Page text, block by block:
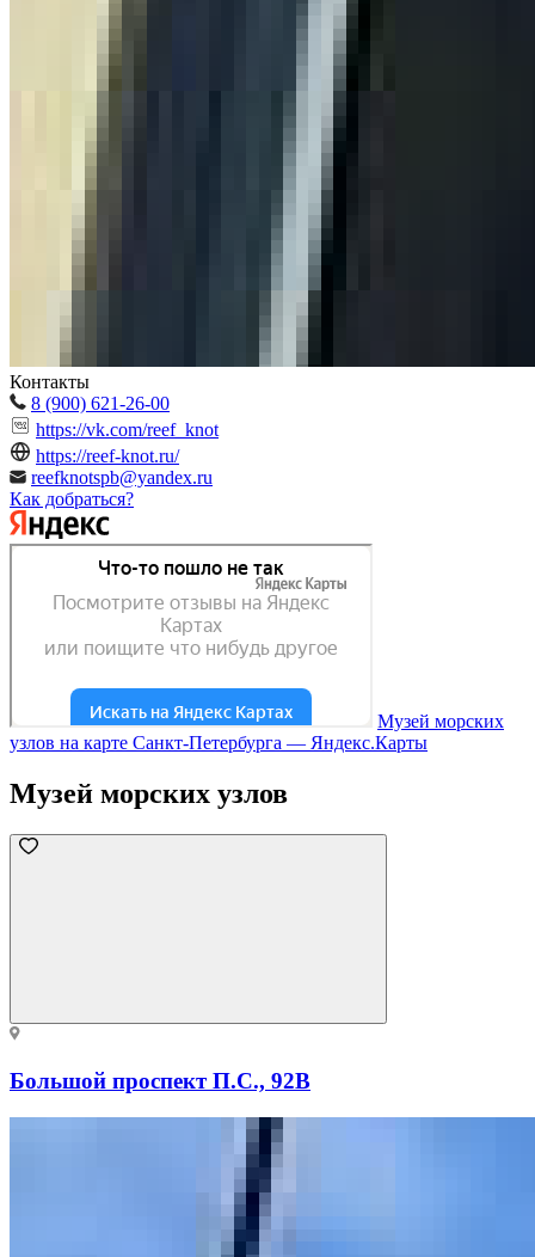
Контакты
8 (900) 621-26-00
https://vk.com/reef_knot
https://reef-knot.ru/
reefknotspb@yandex.ru
Как добраться?
Музей морских
узлов на карте Санкт‑Петербурга — Яндекс.Карты
Музей морских узлов
Большой проспект П.С., 92В